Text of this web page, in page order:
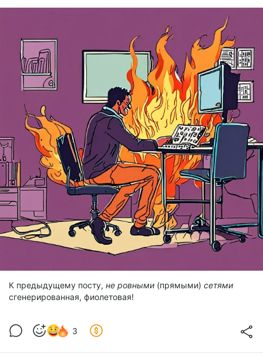
К предыдущему посту, не ровными (прямыми) сетями
сгенерированная, фиолетовая!
3